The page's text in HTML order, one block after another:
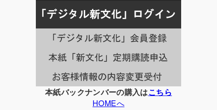
事
一
覧
本紙バックナンバーの購入はこちら
HOMEへ